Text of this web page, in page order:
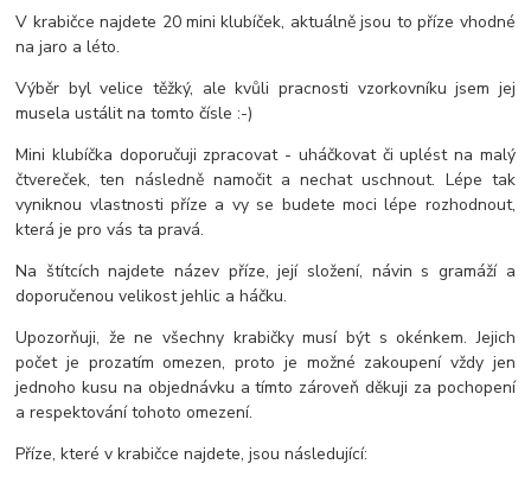
V krabičce najdete 20 mini klubíček, aktuálně jsou to příze vhodné
na jaro a léto.
Výběr byl velice těžký, ale kvůli pracnosti vzorkovníku jsem jej
musela ustálit na tomto čísle :-)
Mini klubíčka doporučuji zpracovat - uháčkovat či uplést na malý
čtvereček, ten následně namočit a nechat uschnout. Lépe tak
vyniknou vlastnosti příze a vy se budete moci lépe rozhodnout,
která je pro vás ta pravá.
Na štítcích najdete název příze, její složení, návin s gramáží a
doporučenou velikost jehlic a háčku.
Upozorňuji, že ne všechny krabičky musí být s okénkem. Jejich
počet je prozatím omezen, proto je možné zakoupení vždy jen
jednoho kusu na objednávku a tímto zároveň děkuji za pochopení
a respektování tohoto omezení.
Příze, které v krabičce najdete, jsou následující: